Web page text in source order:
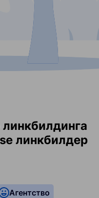
линкбилдер
Агентство